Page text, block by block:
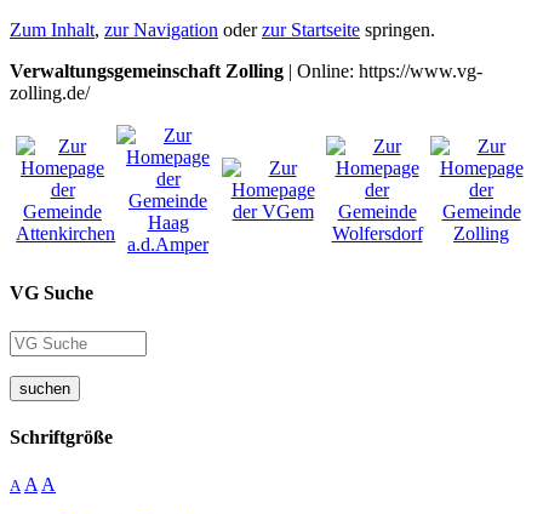
Zum Inhalt, zur Navigation oderzur Startseite springen.
Verwaltungsgemeinschaft Zolling | Online: https://www.vg-
zolling.de/
VG Suche
suchen
Schriftgröße
A A A